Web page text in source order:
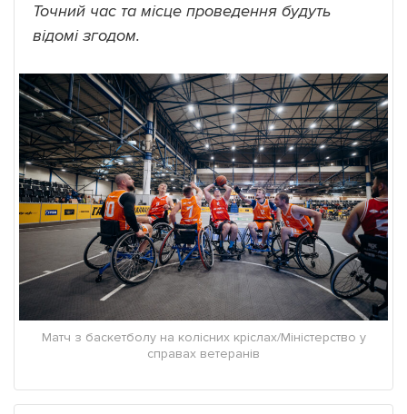
Точний час та місце проведення будуть
відомі згодом.
Матч з баскетболу на колісних кріслах/Міністерство у
справах ветеранів